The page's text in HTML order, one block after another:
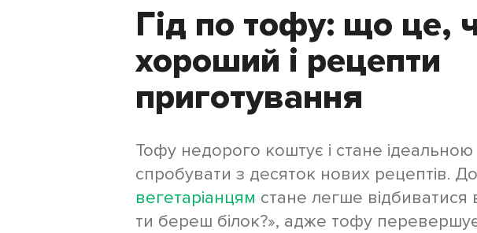
Гід по тофу: що це,
хороший і рецепти
приготування
Тофу недорого коштує і стане
спробувати з десяток нових рецептів.
вегетаріанцям стане легше відбиватися
ти береш білок?», адже тофу перевершує